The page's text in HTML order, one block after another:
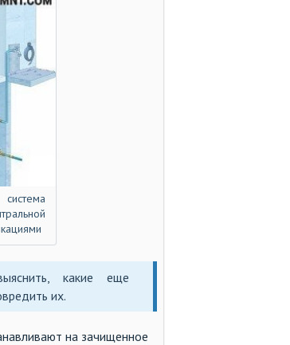
какие еще
их.
на зачищенное